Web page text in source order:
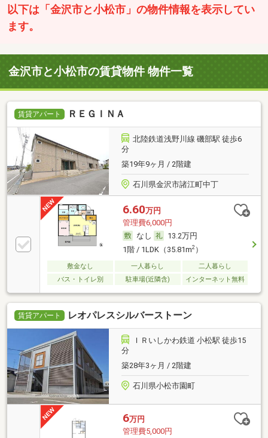
以下は「金沢市と小松市」の物件情報を表示してい
ます。
金沢市と小松市の賃貸物件 物件一覧
賃貸アパート ＲＥＧＩＮＡ
北陸鉄道浅野川線 磯部駅 徒歩6
分
築19年9ヶ月 / 2階建
石川県金沢市諸江町中丁
6.60万円
管理費6,000円
なし
13.2万円
1階 / 1LDK（35.81m2）
敷金なし 一人暮らし
二人暮らし
バス・トイレ別
駐車場(近隣含) インターネット無料
賃貸アパート レオパレスシルバーストーン
ＩＲいしかわ鉄道 小松駅 徒歩15
分
築28年3ヶ月 / 2階建
石川県小松市園町
6万円
管理費5,000円